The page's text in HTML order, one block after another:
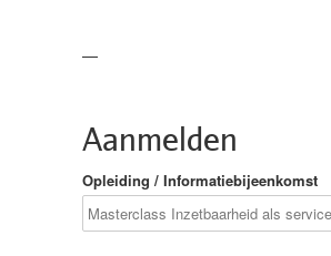
—
Aanmelden
Opleiding / Informatiebijeenkomst